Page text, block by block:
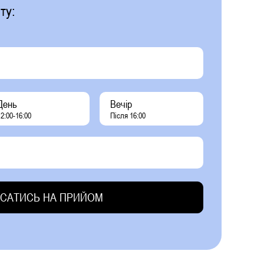
16:00
Вечір
Після 16:00